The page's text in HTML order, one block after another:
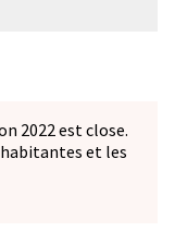
2022 est close.
habitantes et les